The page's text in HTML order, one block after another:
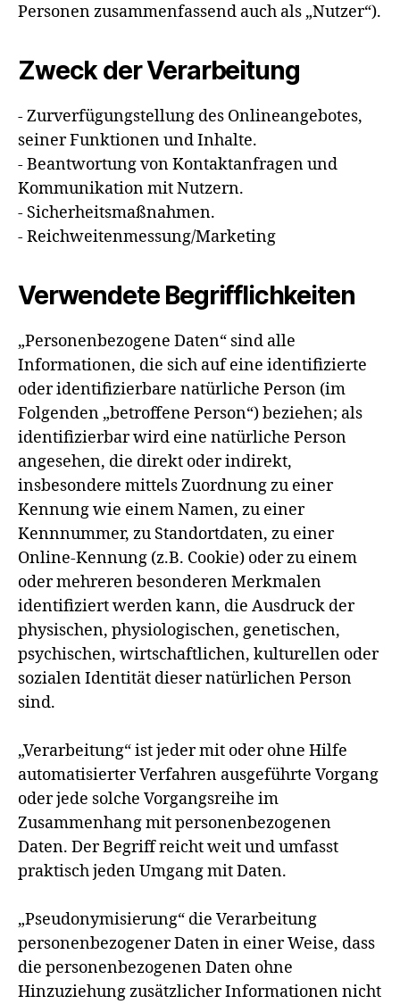
Personen zusammenfassend auch als „Nutzer“).
Zweck der Verarbeitung
- Zurverfügungstellung des Onlineangebotes,
seiner Funktionen und Inhalte.
- Beantwortung von Kontaktanfragen und
Kommunikation mit Nutzern.
- Sicherheitsmaßnahmen.
- Reichweitenmessung/Marketing
Verwendete Begrifflichkeiten
„Personenbezogene Daten“ sind alle
Informationen, die sich auf eine identifizierte
oder identifizierbare natürliche Person (im
Folgenden „betroffene Person“) beziehen; als
identifizierbar wird eine natürliche Person
angesehen, die direkt oder indirekt,
insbesondere mittels Zuordnung zu einer
Kennung wie einem Namen, zu einer
Kennnummer, zu Standortdaten, zu einer
Online-Kennung (z.B. Cookie) oder zu einem
oder mehreren besonderen Merkmalen
identifiziert werden kann, die Ausdruck der
physischen, physiologischen, genetischen,
psychischen, wirtschaftlichen, kulturellen oder
sozialen Identität dieser natürlichen Person
sind.
„Verarbeitung“ ist jeder mit oder ohne Hilfe
automatisierter Verfahren ausgeführte Vorgang
oder jede solche Vorgangsreihe im
Zusammenhang mit personenbezogenen
Daten. Der Begriff reicht weit und umfasst
praktisch jeden Umgang mit Daten.
„Pseudonymisierung“ die Verarbeitung
personenbezogener Daten in einer Weise, dass
die personenbezogenen Daten ohne
Hinzuziehung zusätzlicher Informationen nicht